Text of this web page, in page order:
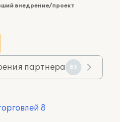
внедрение/проект
партнера 85
8